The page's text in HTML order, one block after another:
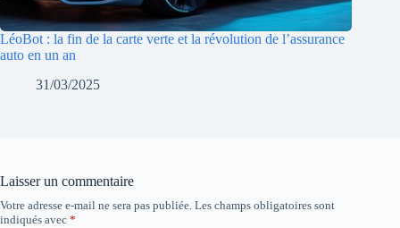
LéoBot : la fin de la carte verte et la révolution de l’assurance
auto en un an
31/03/2025
Laisser un commentaire
Votre adresse e-mail ne sera pas publiée. Les champs obligatoires sont
indiqués avec *